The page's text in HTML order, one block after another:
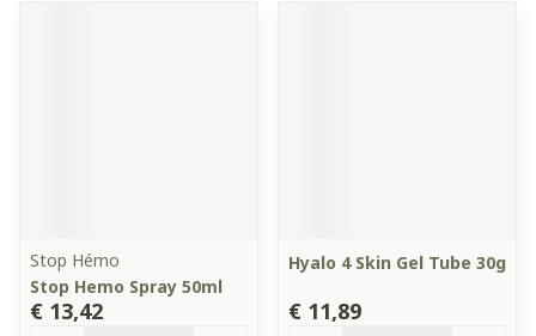
Stop Hémo
Stop Hemo Spray 50ml
€ 13,42
Hyalo 4 Skin Gel Tube 30g
€ 11,89